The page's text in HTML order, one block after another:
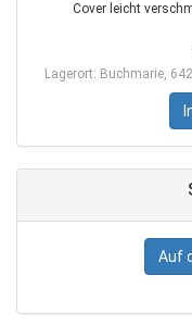
Cover leicht
Lagerort: Buchmarie,
Auf